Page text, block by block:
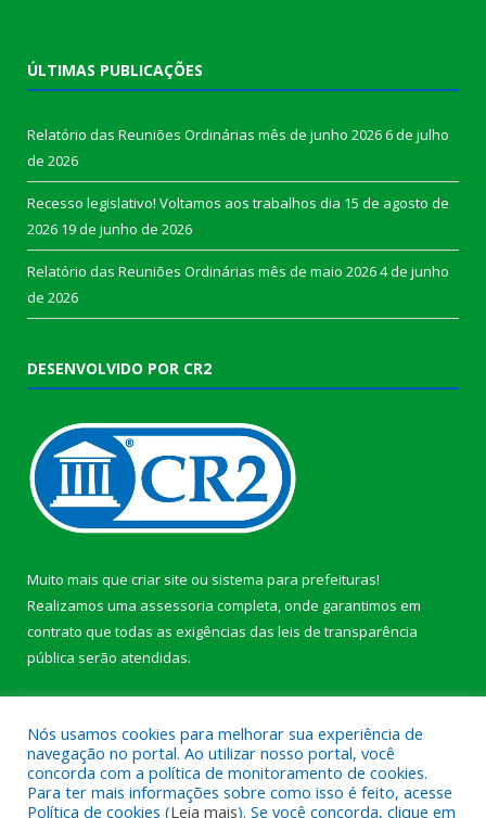
ÚLTIMAS PUBLICAÇÕES
Relatório das Reuniões Ordinárias mês de junho 20266 de julho
de 2026
Recesso legislativo! Voltamos aos trabalhos dia 15 de agosto de
2026 19 de junho de 2026
Relatório das Reuniões Ordinárias mês de maio 20264 de junho
de 2026
DESENVOLVIDO POR CR2
Muito mais que criar site ou sistema para prefeituras!
Realizamos uma assessoria completa, onde garantimos em
contrato que todas as exigências das leis de transparência
pública serão atendidas.
Nós usamos cookies para melhorar sua experiência de
navegação no portal. Ao utilizar nosso portal, você
concorda com a política de monitoramento de cookies.
Para ter mais informações sobre como isso é feito, acesse
Política de cookies (Leia mais). Se você concorda, clique em